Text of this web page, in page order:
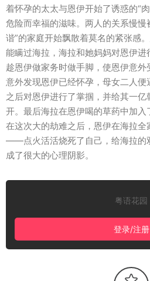
着怀孕的太太与恩伊开始了诱惑的“
危险而幸福的滋味。两人的关系慢慢
谐”的家庭开始飘散着莫名的紧张感
能瞒过海拉，海拉和她妈妈对恩伊
趁恩伊做家务时做手脚，使恩伊意外
意外发现恩伊已经怀孕，母女二人
之后对恩伊进行了掌掴，并给其一
开。最后海拉在恩伊喝的草药中加入
在这次大的劫难之后，恩伊在海拉
——点火活活烧死了自己，给海拉的
成了很大的心理阴影。
粤语花园
登录/注册